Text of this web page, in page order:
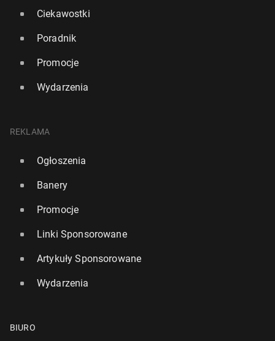
Ciekawostki
Poradnik
Promocje
Wydarzenia
REKLAMA
Ogłoszenia
Banery
Promocje
Linki Sponsorowane
Artykuły Sponsorowane
Wydarzenia
BIURO